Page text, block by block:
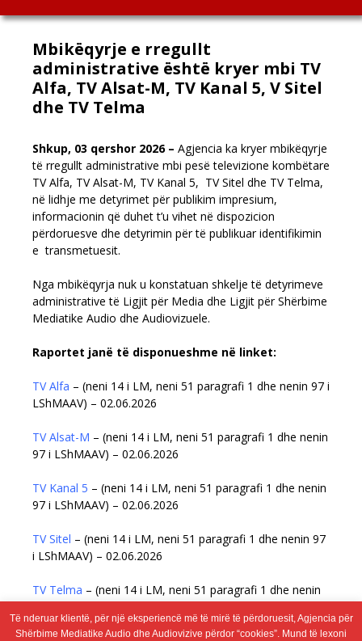
Mbikëqyrje e rregullt
administrative është kryer mbi TV
Alfa, ТV Alsat-М, ТV Kanal 5, V Sitel
dhe TV Telma
Shkup, 03 qershor 2026 – Аgjencia ka kryer mbikëqyrje
të rregullt administrative mbi pesë televizione kombëtare
TV Alfa, TV Alsat-М, ТV Kanal 5, ТV Sitel dhe TV Telma,
në lidhje me detyrimet për publikim impresium,
informacionin që duhet t’u vihet në dispozicion
përdoruesve dhe detyrimin për të publikuar identifikimin
e transmetuesit.
Nga mbikëqyrja nuk u konstatuan shkelje të detyrimeve
administrative të Ligjit për Media dhe Ligjit për Shërbime
Mediatike Audio dhe Audiovizuele.
Raportet janë të disponueshme në linket:
ТV Alfa – (neni 14 i LM, neni 51 paragrafi 1 dhe nenin 97 i
LShMAAV) – 02.06.2026
ТV Alsat-М – (neni 14 i LM, neni 51 paragrafi 1 dhe nenin
97 i LShMAAV) – 02.06.2026
ТV Kanal 5 – (neni 14 i LM, neni 51 paragrafi 1 dhe nenin
97 i LShMAAV) – 02.06.2026
ТV Sitel – (neni 14 i LM, neni 51 paragrafi 1 dhe nenin 97
i LShMAAV) – 02.06.2026
ТV Telma – (neni 14 i LM, neni 51 paragrafi 1 dhe nenin
97 i LShMAAV) – 02.06.2026
Të nderuar klientë, për një eksperiencë më të mirë të përdoruesit, Agjencia për
Shërbime Mediatike Audio dhe Audiovizive përdor “cookies”. Mund të lexoni